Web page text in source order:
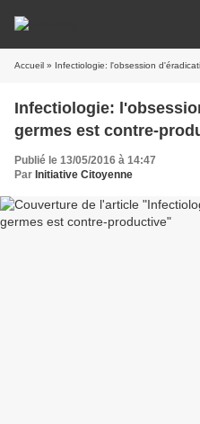
Accueil » Infectiologie: l'obsession
Infectiologie:
germes est contre-
Publié le 13/05/2016 à 14:47
Par Initiative Citoyenne